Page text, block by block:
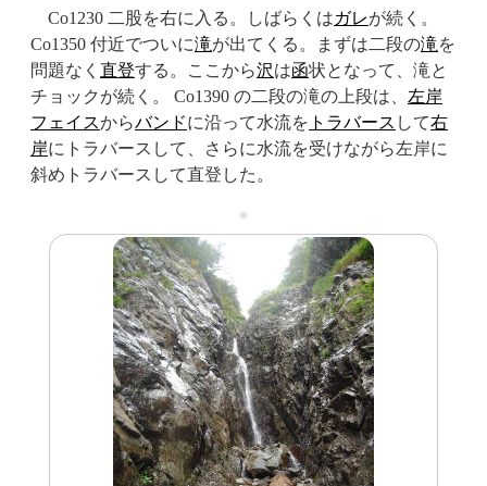
Co1230 二股を右に入る。しばらくはガレが続く。
Co1350 付近でついに滝が出てくる。まずは二段の滝を
問題なく 直登する。ここから沢は函状となって、滝と
チョックが続く。 Co1390 の二段の滝の上段は、 左岸
フェイスからバンドに沿って水流を トラバース して右
岸にトラバースして、さらに水流を受けながら左岸に
斜めトラバースして直登した。